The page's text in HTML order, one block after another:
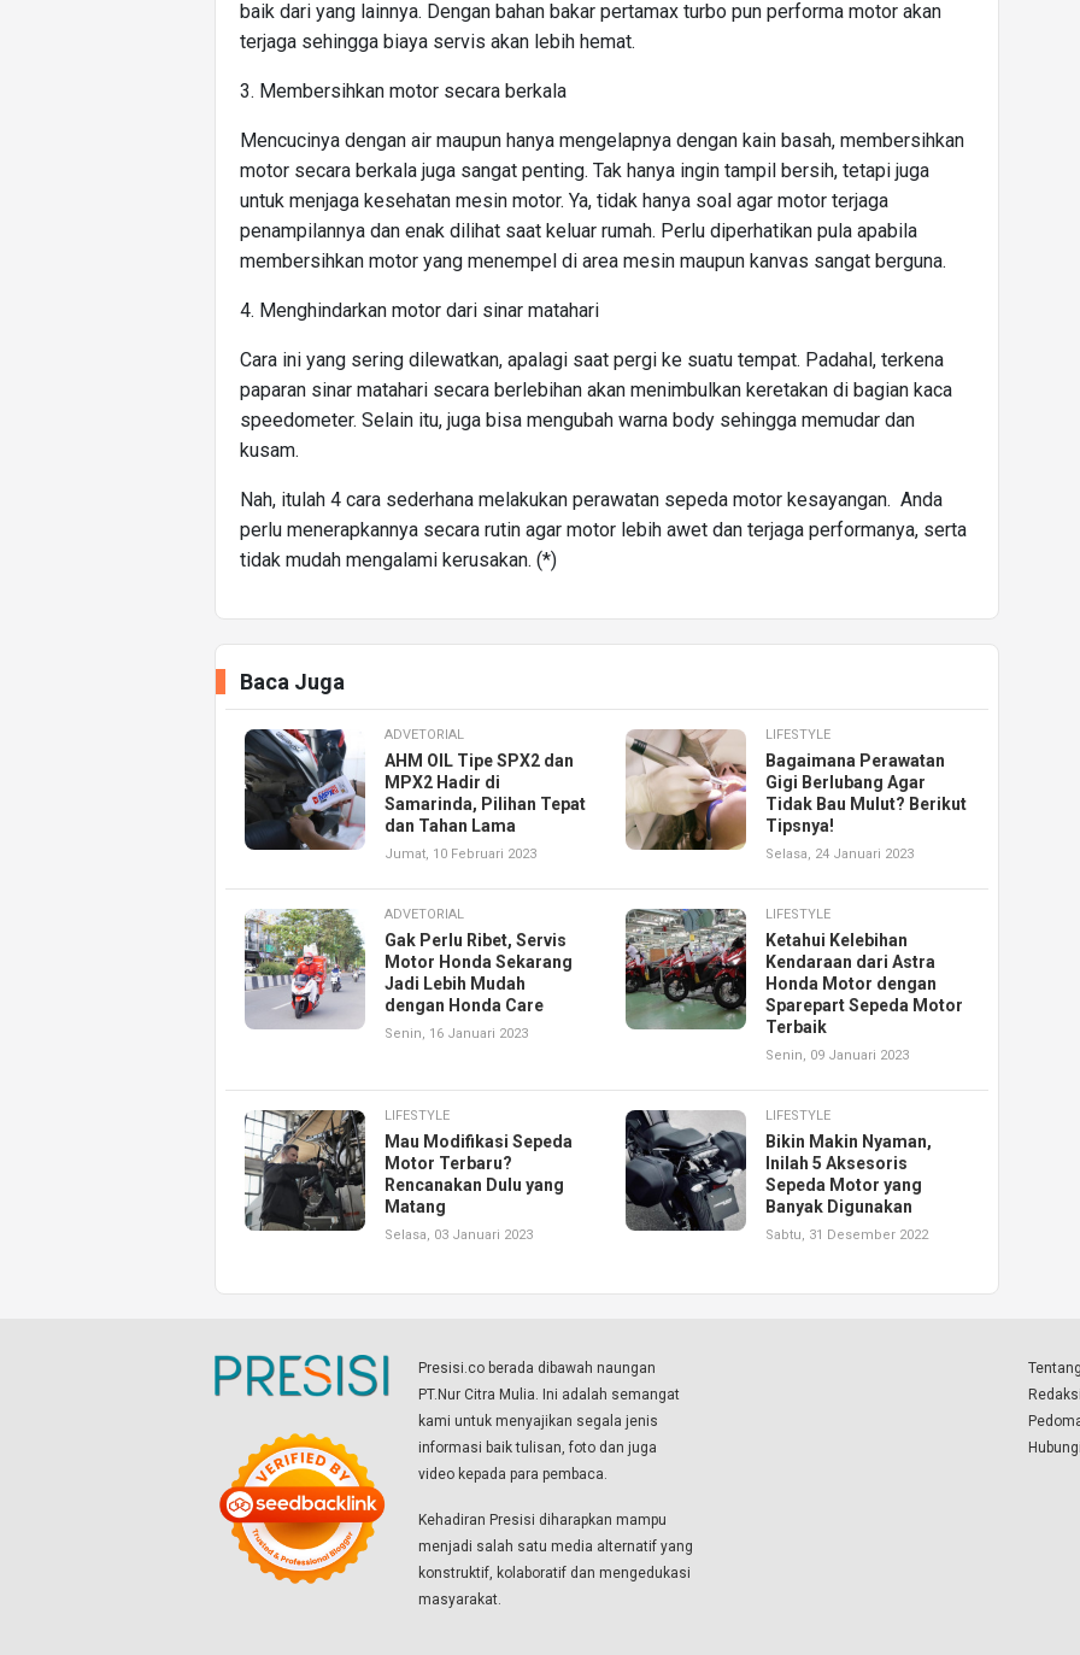
baik dari yang lainnya. Dengan bahan bakar pertamax turbo pun performa motor akan
terjaga sehingga biaya servis akan lebih hemat.
3. Membersihkan motor secara berkala
Mencucinya dengan air maupun hanya mengelapnya dengan kain basah, membersihkan
motor secara berkala juga sangat penting. Tak hanya ingin tampil bersih, tetapi juga
untuk menjaga kesehatan mesin motor. Ya, tidak hanya soal agar motor terjaga
penampilannya dan enak dilihat saat keluar rumah. Perlu diperhatikan pula apabila
membersihkan motor yang menempel di area mesin maupun kanvas sangat berguna.
4. Menghindarkan motor dari sinar matahari
Cara ini yang sering dilewatkan, apalagi saat pergi ke suatu tempat. Padahal, terkena
paparan sinar matahari secara berlebihan akan menimbulkan keretakan di bagian kaca
speedometer. Selain itu, juga bisa mengubah warna body sehingga memudar dan
kusam.
Nah, itulah 4 cara sederhana melakukan perawatan sepeda motor kesayangan. Anda
perlu menerapkannya secara rutin agar motor lebih awet dan terjaga performanya, serta
tidak mudah mengalami kerusakan. (*)
Baca Juga
ADVETORIAL
AHM OIL Tipe SPX2 dan
MPX2 Hadir di
Samarinda, Pilihan Tepat
dan Tahan Lama
Jumat, 10 Februari 2023
LIFESTYLE
Bagaimana Perawatan
Gigi Berlubang Agar
Tidak Bau Mulut? Berikut
Tipsnya!
Selasa, 24 Januari 2023
ADVETORIAL
Gak Perlu Ribet, Servis
Motor Honda Sekarang
Jadi Lebih Mudah
dengan Honda Care
Senin, 16 Januari 2023
LIFESTYLE
Ketahui Kelebihan
Kendaraan dari Astra
Honda Motor dengan
Sparepart Sepeda Motor
Terbaik
Senin, 09 Januari 2023
LIFESTYLE
Mau Modifikasi Sepeda
Motor Terbaru?
Rencanakan Dulu yang
Matang
Selasa, 03 Januari 2023
LIFESTYLE
Bikin Makin Nyaman,
Inilah 5 Aksesoris
Sepeda Motor yang
Banyak Digunakan
Sabtu, 31 Desember 2022
Presisi.co berada dibawah naungan
PT.Nur Citra Mulia. Ini adalah semangat
kami untuk menyajikan segala jenis
informasi baik tulisan, foto dan juga
video kepada para pembaca.
Kehadiran Presisi diharapkan mampu
menjadi salah satu media alternatif yang
konstruktif, kolaboratif dan mengedukasi
masyarakat.
Redaksi